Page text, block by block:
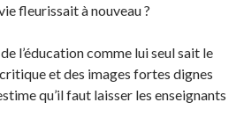
fleurissait à nouveau ?
l’éducation comme lui seul sait le
et des images fortes dignes
qu’il faut laisser les enseignants